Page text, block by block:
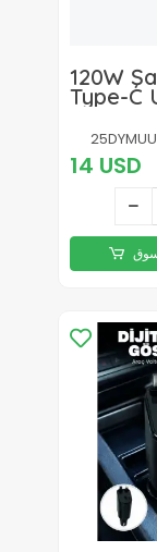
120W
Type-C
Turbo
Nesil
14 USD